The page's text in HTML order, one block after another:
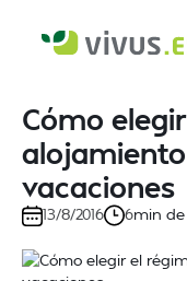
Cómo
vacaciones
13/8/2016 6min